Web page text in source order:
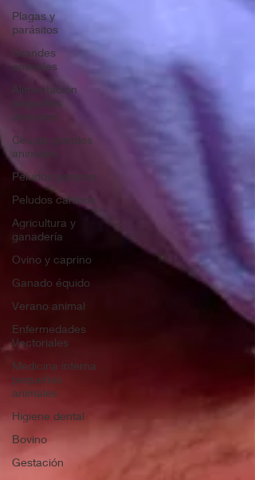
Plagas y
parásitos
Grandes
animales
Alimentación
pequeños
animales
Cirugía grandes
animales
Peludos gatunos
Peludos caninos
Agricultura y
ganadería
Ovino y caprino
Ganado équido
Verano animal
Enfermedades
Vectoriales
Medicina interna
pequeños
animales
Higiene dental
Bovino
Gestación